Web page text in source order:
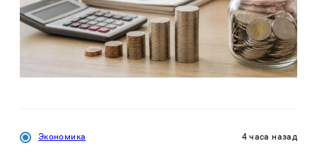
Экономика 4 часа назад